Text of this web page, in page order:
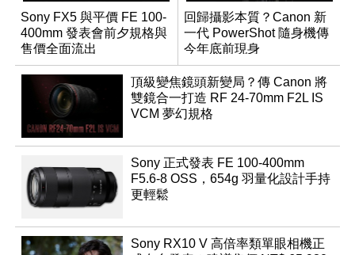
Sony FX5 與平價 FE 100-
400mm 發表會前夕規格與
售價全面流出
回歸攝影本質？Canon 新
一代 PowerShot 隨身機傳
今年底前現身
頂級變焦鏡頭新變局？傳 Canon 將
雙鏡合一打造 RF 24-70mm F2L IS
VCM 夢幻規格
Sony 正式發表 FE 100-400mm
F5.6-8 OSS，654g 羽量化設計手持
更輕鬆
Sony RX10 V 高倍率類單眼相機正